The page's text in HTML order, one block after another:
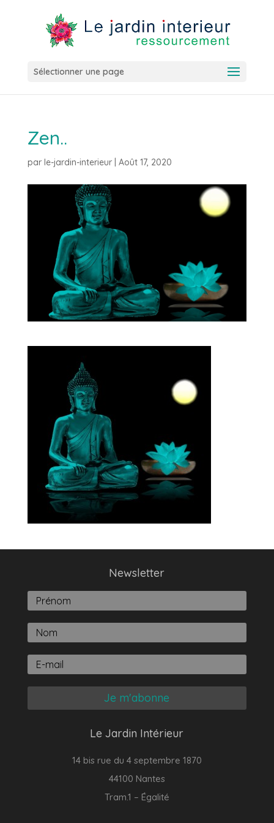
Sélectionner une page
Zen..
par le-jardin-interieur| Août 17, 2020
Newsletter
Je m'abonne
Le Jardin Intérieur
14 bis rue du 4 septembre 1870
44100 Nantes
Tram.1 – Égalité